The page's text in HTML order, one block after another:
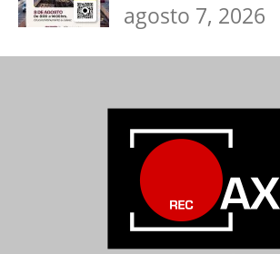
agosto 7, 2026